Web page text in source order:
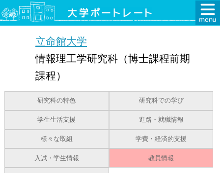
立命館大学
情報理工学研究科（博士課程前期
課程）
研究科の特色 研究科での学び
学生生活支援 進路・就職情報
様々な取組 学費・経済的支援
入試・学生情報 教員情報